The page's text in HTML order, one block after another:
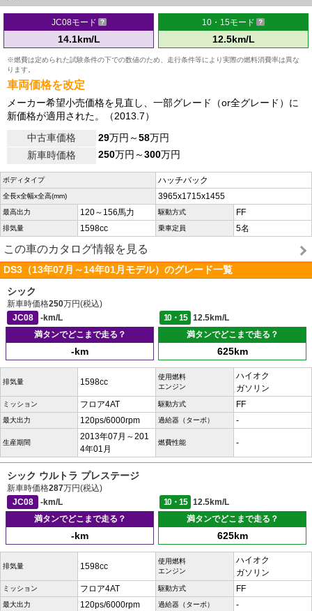
JC08モード
14.1km/L
10・15モード
12.5km/L
※燃費は定められた試験条件の下での数値のため、走行条件等により実際の燃料消費率は異な
ります。
車両価格を改定
メーカー希望小売価格を見直し、一部グレード（or全グレード）に
新価格が適用された。（2013.7）
中古車価格
29万円～58万円
新車時価格
250万円～300万円
ボディタイプ ハッチバック
全長x全幅x全高(mm) 3965x1715x1455
最高出力 120～156馬力 駆動方式 FF
排気量 1598cc 乗車定員 5名
この車のカタログ情報を見る
DS3（13年07月～14年01月モデル）のグレード一覧
シック
新車時価格250万円(税込)
JC08
-km/L 10・15
12.5km/L
満タンでどこまで走る？
-km
満タンでどこまで走る？
625km
排気量 1598cc
使用燃料
エンジン
ハイオク
ガソリン
ミッション フロア4AT 駆動方式 FF
最大出力 120ps/6000rpm 過給器（ターボ） -
生産期間
2013年07月～201
4年01月
燃費性能 -
シック ウルトラ プレステージ
新車時価格287万円(税込)
JC08
-km/L 10・15
12.5km/L
満タンでどこまで走る？
-km
満タンでどこまで走る？
625km
排気量 1598cc
使用燃料
エンジン
ハイオク
ガソリン
ミッション フロア4AT 駆動方式 FF
最大出力 120ps/6000rpm 過給器（ターボ） -